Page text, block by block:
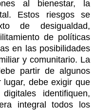
al bienestar, la
Estos riesgos se
de desigualdad,
de políticas
en las posibilidades
y comunitario. La
partir de algunos
lugar, debe exigir que
identifiquen,
integral todos los